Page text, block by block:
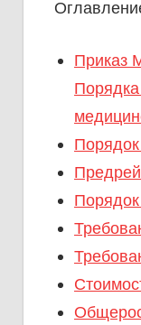
Приказ